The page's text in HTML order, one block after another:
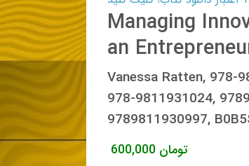
Managing
an
Vanessa Ratten, 978-
978-9811931024,
9789811930997,
600,000 تومان